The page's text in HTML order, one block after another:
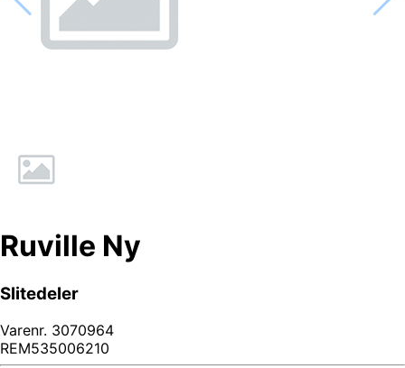
Ruville Ny
Slitedeler
Varenr. 3070964
REM535006210